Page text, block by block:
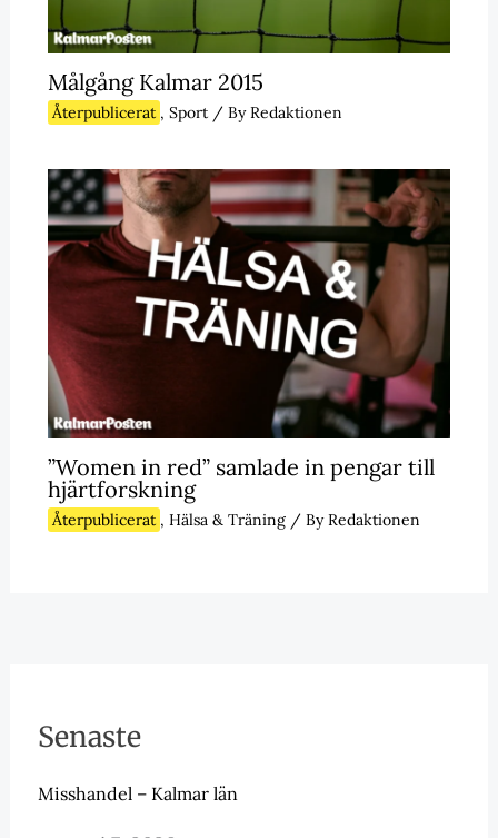
Målgång Kalmar 2015
Återpublicerat , Sport/ ByRedaktionen
”Women in red” samlade in pengar till
hjärtforskning
Återpublicerat , Hälsa & Träning/ ByRedaktionen
Senaste
Misshandel – Kalmar län